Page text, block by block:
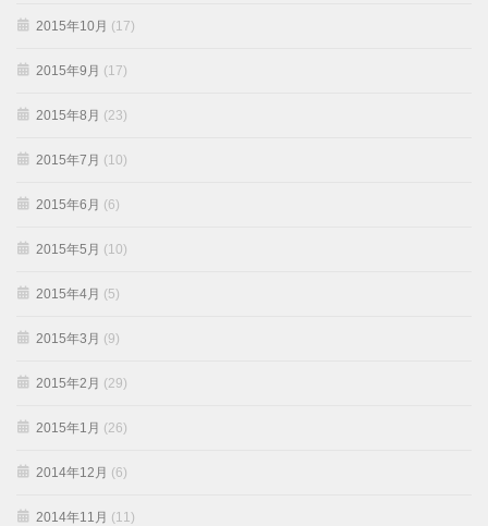
2015年10月 (17)
2015年9月 (17)
2015年8月 (23)
2015年7月 (10)
2015年6月 (6)
2015年5月 (10)
2015年4月 (5)
2015年3月 (9)
2015年2月 (29)
2015年1月 (26)
2014年12月 (6)
2014年11月 (11)